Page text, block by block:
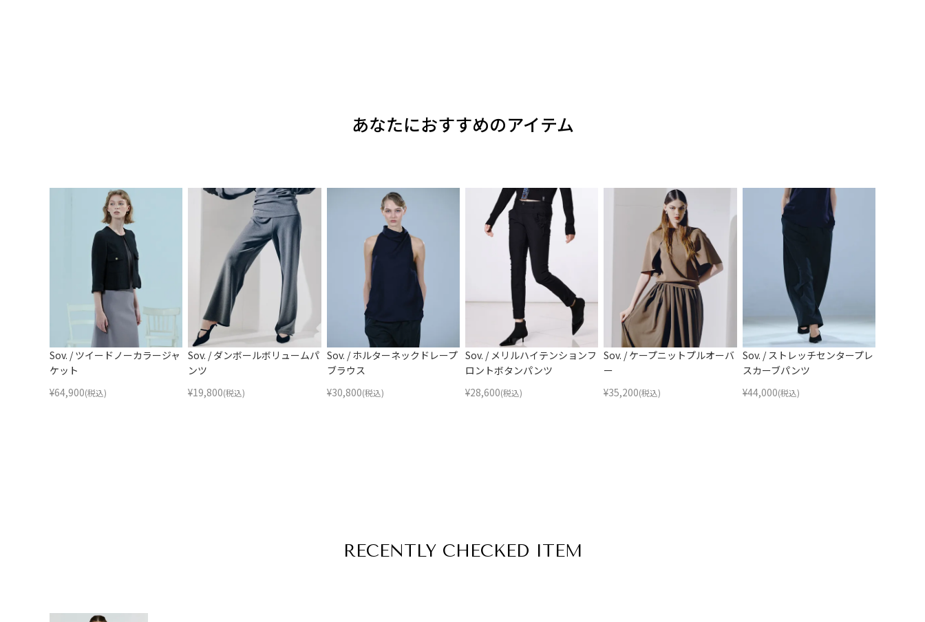
あなたにおすすめのアイテム
Sov. / ツイードノーカラージャ
ケット
¥64,900(税込)
Sov. / ダンボールボリュームパ
ンツ
¥19,800(税込)
Sov. / ホルターネックドレープ
ブラウス
¥30,800(税込)
Sov. / メリルハイテンションフ
ロントボタンパンツ
¥28,600(税込)
Sov. / ケープニットプルオーバ
ー
¥35,200(税込)
Sov. / ストレッチセンタープレ
スカーブパンツ
¥44,000(税込)
RECENTLY CHECKED ITEM